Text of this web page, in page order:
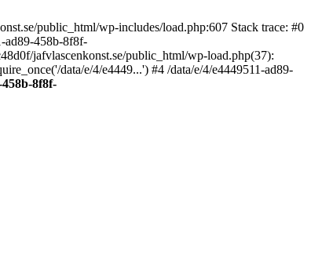
public_html/wp-includes/load.php:607 Stack trace: #0
ad89-458b-8f8f-
jafvlascenkonst.se/public_html/wp-load.php(37):
data/e/4/e4449...') #4 /data/e/4/e4449511-ad89-
458b-8f8f-